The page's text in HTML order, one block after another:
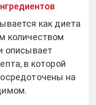
как диета
количеством
описывает
в которой
на